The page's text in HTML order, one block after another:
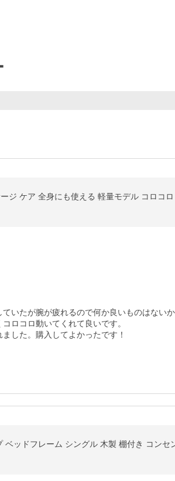
ジ ケア 全身にも使える 軽量モデル コロコ
いたが腕が疲れるので何か良いものはない
ロコロ動いてくれて良いです。
した。購入してよかったです！
ベッドフレーム シングル 木製 棚付き コン